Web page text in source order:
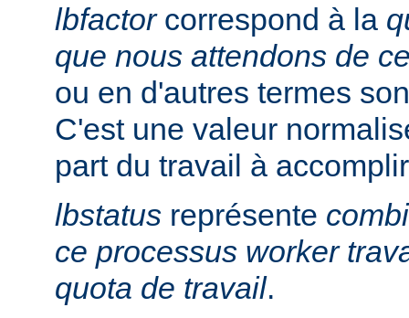
lbfactorcorrespond à la
que nous attendons de
ou en d'autres termes
C'est une valeur
part du travail à
lbstatus représente
ce processus worker
quota de travail.